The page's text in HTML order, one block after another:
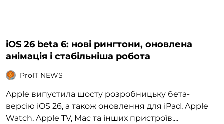
iOS 26 beta 6: нові рингтони, оновлена
анімація і стабільніша робота
ProIT NEWS
Apple випустила шосту розробницьку бета-
версію iOS 26, а також оновлення для iPad, Apple
Watch, Apple TV, Mac та інших пристроїв,...